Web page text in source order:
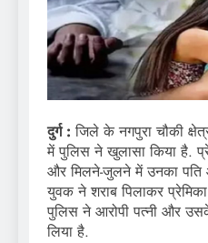
दुर्ग : जिले के नगपुरा चौकी
में पुलिस ने खुलासा किया है.
और मिलने-जुलने में उनका
युवक ने शराब पिलाकर
पुलिस ने आरोपी पत्नी और
लिया है.